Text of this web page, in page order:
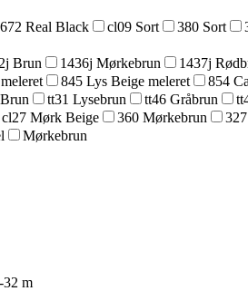
Real Black cl09 Sort 380 Sort
Brun 1436j Mørkebrun 1437j
845 Lys Beige meleret 854
tt31 Lysebrun tt46 Gråbrun
cl27 Mørk Beige 360 Mørkebrun
Mørkebrun
32 m